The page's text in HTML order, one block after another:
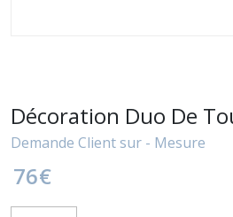
Décoration Duo De
Demande Client sur - Mesure
76€